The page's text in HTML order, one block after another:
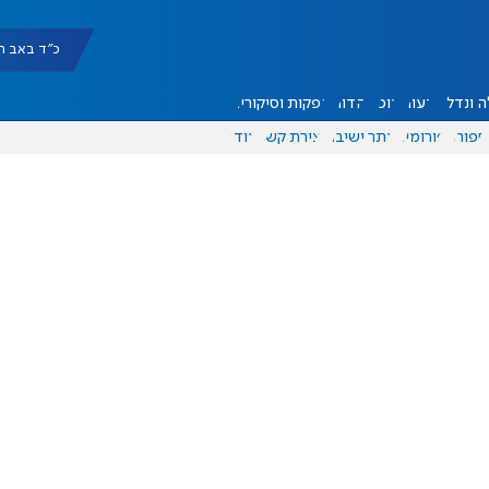
כ"ד באב תשפ"ו
ונדל"ן דעות אוכל יהדות הפקות וסיקורים
ספורט פורומים אתר ישיבה יצירת קשר עוד